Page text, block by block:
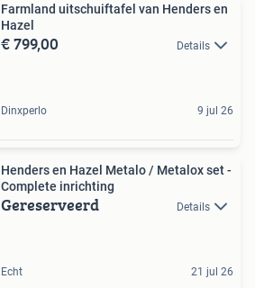
Farmland uitschuiftafel van Henders en
Hazel
€ 799,00 Details
Dinxperlo 9 jul 26
Henders en Hazel Metalo / Metalox set -
Complete inrichting
Gereserveerd Details
Echt 21 jul 26